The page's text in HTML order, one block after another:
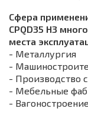
Сфера
CPQD35 H3
места
- Металлургия
-
- Производство
- Мебельные
-